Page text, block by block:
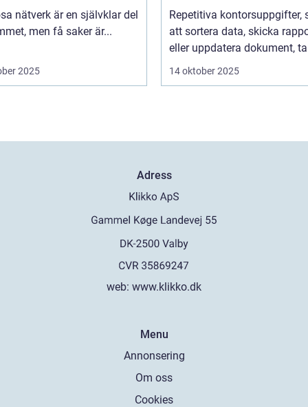
nätverk är en självklar del
men få saker är...
2025
programvara
Repetitiva kontorsuppgifter,
att sortera data, skicka
eller uppdatera dokument,
14 oktober 2025
Adress
web: www.klikko.dk
Menu
Annonsering
Om oss
Cookies